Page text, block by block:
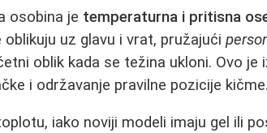
osobina je temperaturna i pritisna
uz glavu i vrat, pružajući
oblik kada se težina ukloni. Ovo
i održavanje pravilne pozicije
iako noviji modeli imaju gel ili